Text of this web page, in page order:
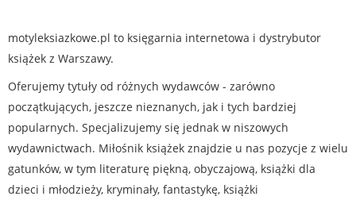
motyleksiazkowe.pl to księgarnia internetowa i dystrybutor
książek z Warszawy.
Oferujemy tytuły od różnych wydawców - zarówno
początkujących, jeszcze nieznanych, jak i tych bardziej
popularnych. Specjalizujemy się jednak w niszowych
wydawnictwach. Miłośnik książek znajdzie u nas pozycje z wielu
gatunków, w tym literaturę piękną, obyczajową, książki dla
dzieci i młodzieży, kryminały, fantastykę, książki